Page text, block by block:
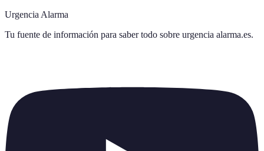
Urgencia Alarma
Tu fuente de información para saber todo sobre urgencia alarma.es.